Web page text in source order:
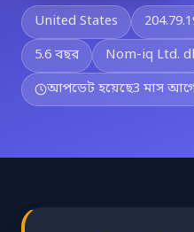
United States
5.6 বছর
Nom-iq Ltd.
আপডেট হয়েছে3 মাস